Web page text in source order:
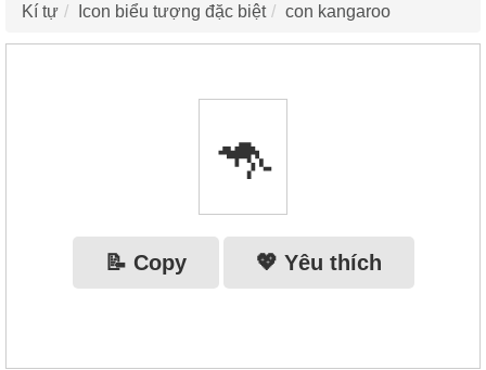
Kí tự Icon biểu tượng đặc biệt con kangaroo
🦘
📝 Copy 💖 Yêu thích